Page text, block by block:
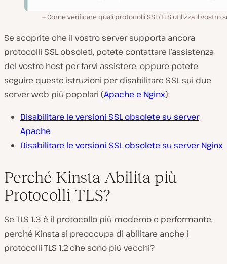
Come verificare quali protocolli SSL/TLS utilizza il vostro
Se scoprite che il vostro server supporta ancora
protocolli SSL obsoleti, potete contattare l’assistenza
del vostro host per farvi assistere, oppure potete
seguire queste istruzioni per disabilitare SSL sui due
server web più popolari (Apache e Nginx):
Disabilitare le versioni SSL obsolete su server
Apache
Disabilitare le versioni SSL obsolete su server Nginx
Perché Kinsta Abilita più
Protocolli TLS?
Se TLS 1.3 è il protocollo più moderno e performante,
perché Kinsta si preoccupa di abilitare anche i
protocolli TLS 1.2 che sono più vecchi?